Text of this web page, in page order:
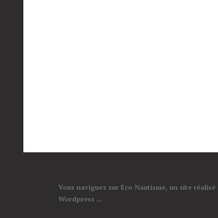
Vous naviguez sur Eco Nautisme, un site
Wordpress ...